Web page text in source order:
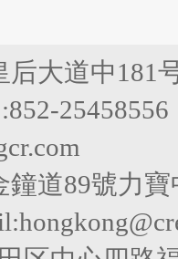
大道中181
金鐘道89